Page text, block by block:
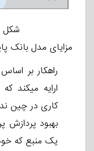
شکل 1: مدل بانک پایاپای یوآن
مزایای مدل بانک
راهکار بر
ارایه می­کند
کاری در چین
بهبود پردازش
یک منبع که